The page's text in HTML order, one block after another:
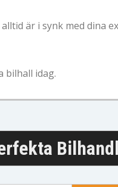
är i synk med
bilhall idag.